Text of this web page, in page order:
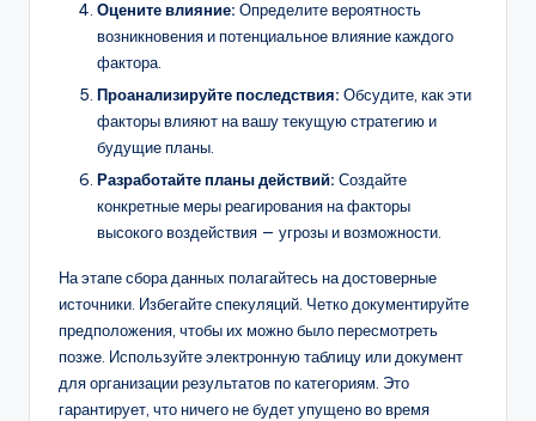
Оцените влияние: Определите вероятность
возникновения и потенциальное влияние каждого
фактора.
Проанализируйте последствия: Обсудите, как эти
факторы влияют на вашу текущую стратегию и
будущие планы.
Разработайте планы действий: Создайте
конкретные меры реагирования на факторы
высокого воздействия — угрозы и возможности.
На этапе сбора данных полагайтесь на достоверные
источники. Избегайте спекуляций. Четко документируйте
предположения, чтобы их можно было пересмотреть
позже. Используйте электронную таблицу или документ
для организации результатов по категориям. Это
гарантирует, что ничего не будет упущено во время